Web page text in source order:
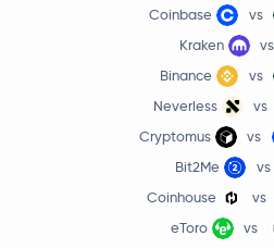
Coinbase
vs
Kraken
vs
Binance
vs
Neverless
vs
Cryptomus
vs
Bit2Me
vs
Coinhouse
vs
eToro
vs